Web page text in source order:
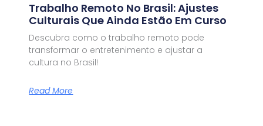
Trabalho Remoto No Brasil: Ajustes
Culturais Que Ainda Estão Em Curso
Descubra como o trabalho remoto pode
transformar o entretenimento e ajustar a
cultura no Brasil!
Read More